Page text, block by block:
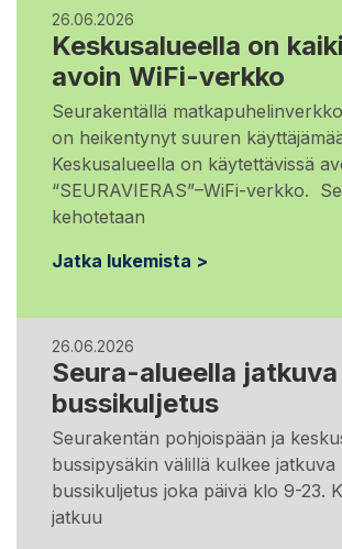
26.06.2026
Keskusalueella on
avoin WiFi-verkko
Seurakentällä
on heikentynyt suuren
Keskusalueella on käytettävissä
“SEURAVIERAS”–WiFi-verkko.
kehotetaan
Jatka lukemista >
26.06.2026
Seura-alueella jatkuva
bussikuljetus
Seurakentän pohjoispään ja
bussipysäkin välillä kulkee jatkuva
bussikuljetus joka päivä klo 9-23.
jatkuu